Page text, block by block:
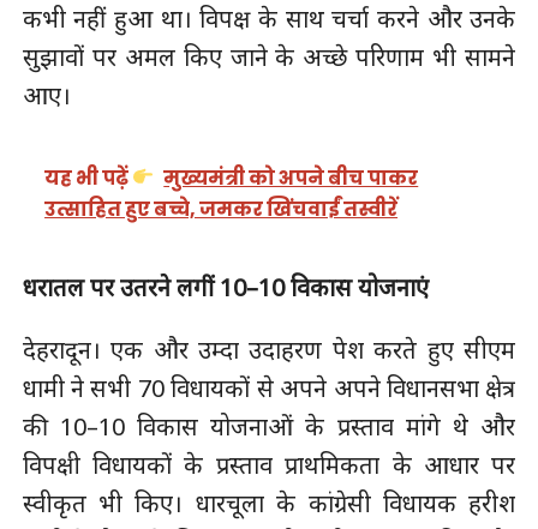
कभी नहीं हुआ था। विपक्ष के साथ चर्चा करने और उनके
सुझावों पर अमल किए जाने के अच्छे परिणाम भी सामने
आए।
यह भी पढ़ें
मुख्यमंत्री को अपने बीच पाकर
उत्साहित हुए बच्चे, जमकर खिंचवाईं तस्वीरें
धरातल पर उतरने लगीं 10–10 विकास योजनाएं
देहरादून। एक और उम्दा उदाहरण पेश करते हुए सीएम
धामी ने सभी 70 विधायकों से अपने अपने विधानसभा क्षेत्र
की 10–10 विकास योजनाओं के प्रस्ताव मांगे थे और
विपक्षी विधायकों के प्रस्ताव प्राथमिकता के आधार पर
स्वीकृत भी किए। धारचूला के कांग्रेसी विधायक हरीश